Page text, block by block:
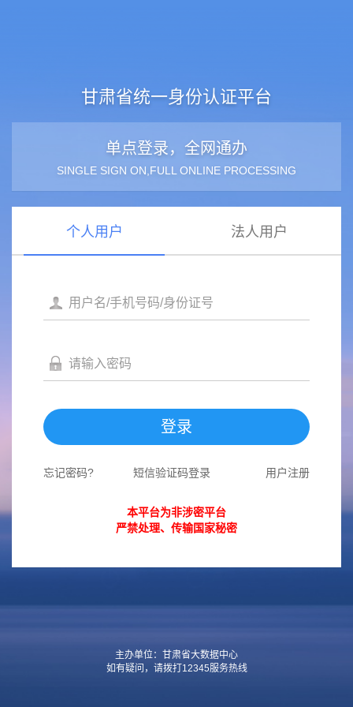
甘肃省统一身份认证平台
单点登录，全网通办
SINGLE SIGN ON,FULL ONLINE PROCESSING
个人用户 法人用户
登录
短信验证码登录 用户注册
忘记密码?
本平台为非涉密平台
严禁处理、传输国家秘密
主办单位：甘肃省大数据中心
如有疑问，请拨打12345服务热线